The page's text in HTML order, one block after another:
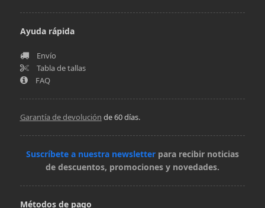
Ayuda rápida
Envío
Tabla de tallas
FAQ
Garantía de devolución de 60 días.
Suscríbete a nuestra newsletter para recibir noticias
de descuentos, promociones y novedades.
Métodos de pago